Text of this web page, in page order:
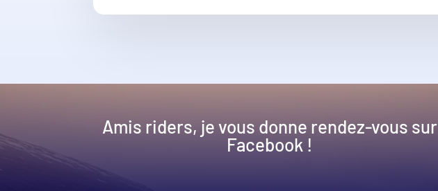
Amis riders, je vous donne rendez-vous sur
Facebook !